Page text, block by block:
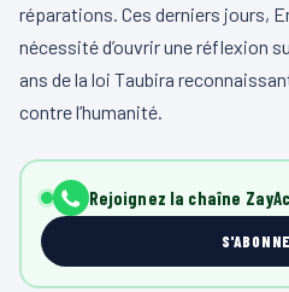
réparations. Ces derniers jours,
nécessité d’ouvrir une réflexion
ans de la loi Taubira
contre l’humanité.
Rejoignez la chaîne